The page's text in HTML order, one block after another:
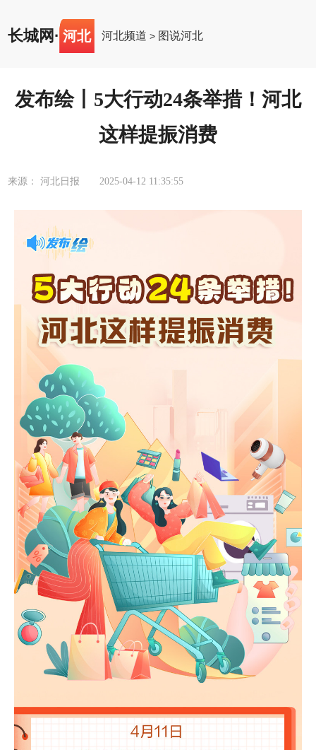
长城网 · 河北 河北频道 > 图说河北
发布绘丨5大行动24条举措！河北
这样提振消费
来源： 河北日报 2025-04-12 11:35:55